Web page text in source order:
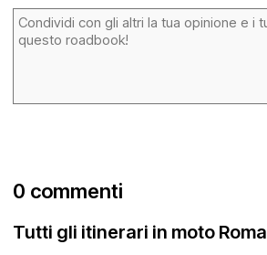
0 commenti
Tutti gli itinerari in moto Roma